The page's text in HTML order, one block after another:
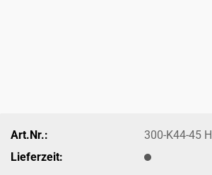
Art.Nr.:
300-K44-45 H
Lieferzeit: